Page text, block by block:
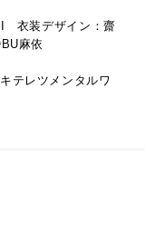
衣装デザイン：齋
麻依
テレツメンタルワ